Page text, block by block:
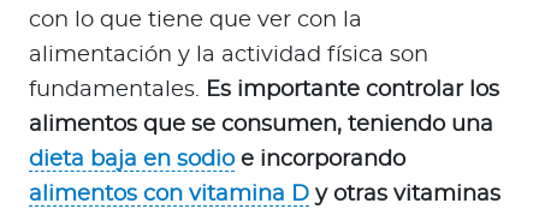
con lo que tiene que ver con la
alimentación y la actividad física son
fundamentales. Es importante controlar los
alimentos que se consumen, teniendo una
dieta baja en sodioe incorporando
alimentos con vitamina D y otras vitaminas